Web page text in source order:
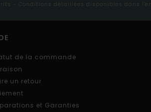
- Conditions détaillées disponibles dans
de la commande
un retour
et Garanties